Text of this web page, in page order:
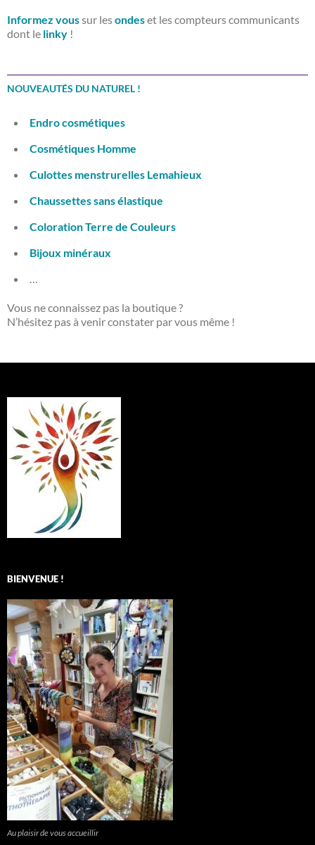
Informez voussur lesondeset les compteurs communicants
dont le linky !
NOUVEAUTÉS DU NATUREL !
Endro cosmétiques
Cosmétiques Homme
Culottes menstrurelles Lemahieux
Chaussettes sans élastique
Coloration Terre de Couleurs
Bijoux minéraux
Vous ne connaissez pas la boutique ?
N’hésitez pas à venir constater par vous même !
BIENVENUE !
Au plaisir de vous accueillir